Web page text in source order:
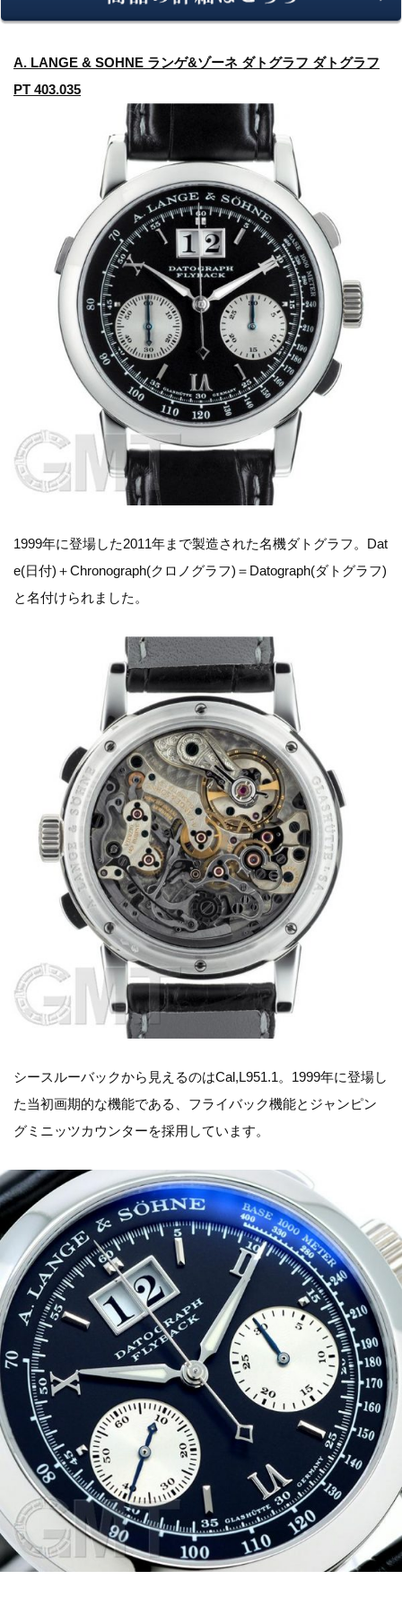
A. LANGE & SOHNE ランゲ&ゾーネ ダトグラフ ダトグラフ
PT 403.035
1999年に登場した2011年まで製造された名機ダトグラフ。Dat
e(日付)＋Chronograph(クロノグラフ)＝Datograph(ダトグラフ)
と名付けられました。
シースルーバックから見えるのはCal,L951.1。1999年に登場し
た当初画期的な機能である、フライバック機能とジャンピン
グミニッツカウンターを採用しています。